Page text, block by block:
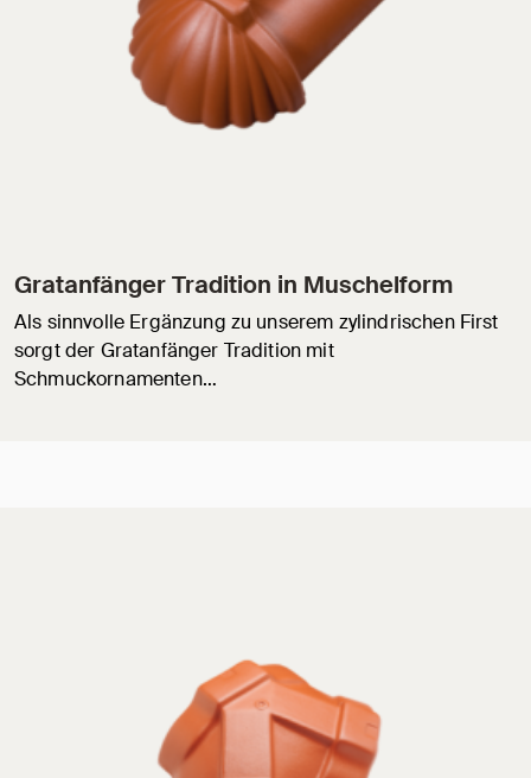
Gratanfänger Tradition in Muschelform
Als sinnvolle Ergänzung zu unserem zylindrischen First
sorgt der Gratanfänger Tradition mit
Schmuckornamenten…